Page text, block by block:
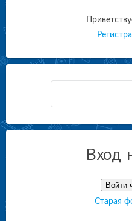
Вход
Войти
Старая